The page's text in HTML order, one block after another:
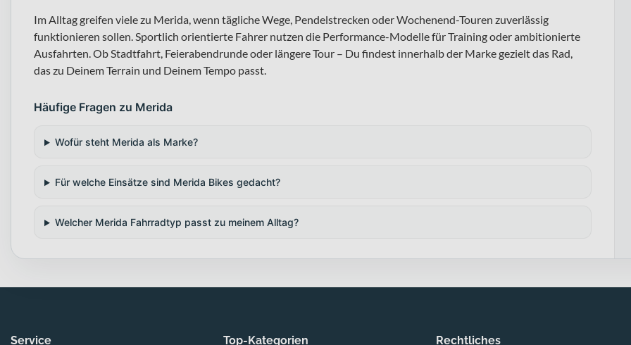
Im Alltag greifen viele zu Merida, wenn tägliche Wege, Pendelstrecken oder Wochenend-Touren zuverlässig
funktionieren sollen. Sportlich orientierte Fahrer nutzen die Performance-Modelle für Training oder ambitionierte
Ausfahrten. Ob Stadtfahrt, Feierabendrunde oder längere Tour – Du findest innerhalb der Marke gezielt das Rad,
das zu Deinem Terrain und Deinem Tempo passt.
Häufige Fragen zu Merida
Wofür steht Merida als Marke?
Für welche Einsätze sind Merida Bikes gedacht?
Welcher Merida Fahrradtyp passt zu meinem Alltag?
Service Top-Kategorien Rechtliches